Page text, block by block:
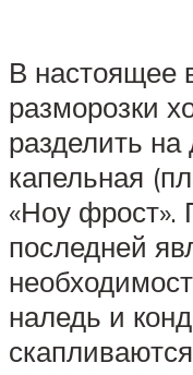
В настоящее
разморозки
разделить
капельная
«Ноу фрост».
последней
наледь и